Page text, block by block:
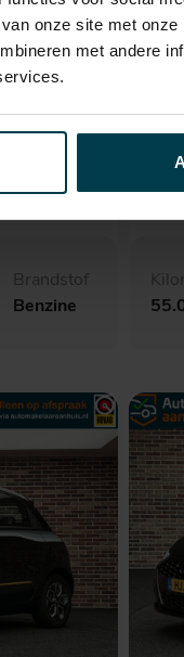
onze site met
met andere
Brandstof
Benzine